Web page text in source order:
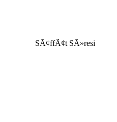
SÃ¢ffÃ¢t SÃ»resi